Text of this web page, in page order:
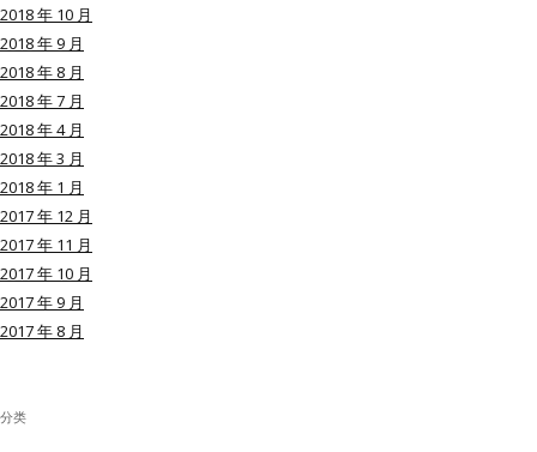
用户名或Email
密码
记住我的登录状态
2018 年 10 月
2018 年 9 月
2018 年 8 月
2018 年 7 月
2018 年 4 月
2018 年 3 月
2018 年 1 月
2017 年 12 月
2017 年 11 月
2017 年 10 月
2017 年 9 月
2017 年 8 月
分类